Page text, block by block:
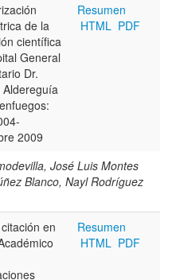
de la
científica
General
Dr.
2009
Resumen
HTML PDF
José Luis Montes
Blanco, Nayl Rodríguez
en
Resumen
HTML PDF